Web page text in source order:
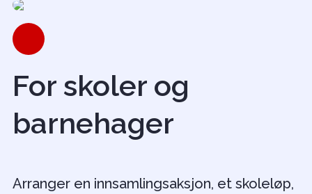
For skoler og
barnehager
Arranger en innsamlingsaksjon, et skoleløp,